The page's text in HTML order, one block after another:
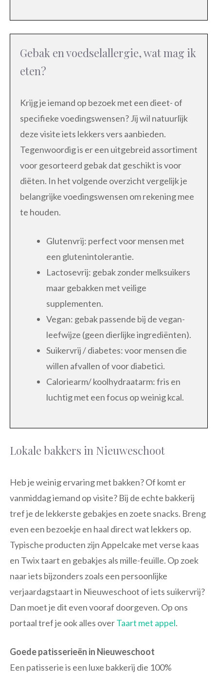
Gebak en voedselallergie, wat mag ik
eten?
Krijg je iemand op bezoek met een dieet- of
specifieke voedingswensen? Jij wil natuurlijk
deze visite iets lekkers vers aanbieden.
Tegenwoordig is er een uitgebreid assortiment
voor gesorteerd gebak dat geschikt is voor
diëten. In het volgende overzicht vergelijk je
belangrijke voedingswensen om rekening mee
te houden.
Glutenvrij: perfect voor mensen met
een glutenintolerantie.
Lactosevrij: gebak zonder melksuikers
maar gebakken met veilige
supplementen.
Vegan: gebak passende bij de vegan-
leefwijze (geen dierlijke ingrediënten).
Suikervrij / diabetes: voor mensen die
willen afvallen of voor diabetici.
Caloriearm/ koolhydraatarm: fris en
luchtig met een focus op weinig kcal.
Lokale bakkers in Nieuweschoot
Heb je weinig ervaring met bakken? Of komt er
vanmiddag iemand op visite? Bij de echte bakkerij
tref je de lekkerste gebakjes en zoete snacks. Breng
even een bezoekje en haal direct wat lekkers op.
Typische producten zijn Appelcake met verse kaas
en Twix taart en gebakjes als mille-feuille. Op zoek
naar iets bijzonders zoals een persoonlijke
verjaardagstaart in Nieuweschoot of iets suikervrij?
Dan moet je dit even vooraf doorgeven. Op ons
portaal tref je ook alles overTaart met appel.
Goede patisserieën in Nieuweschoot
Een patisserie is een luxe bakkerij die 100%